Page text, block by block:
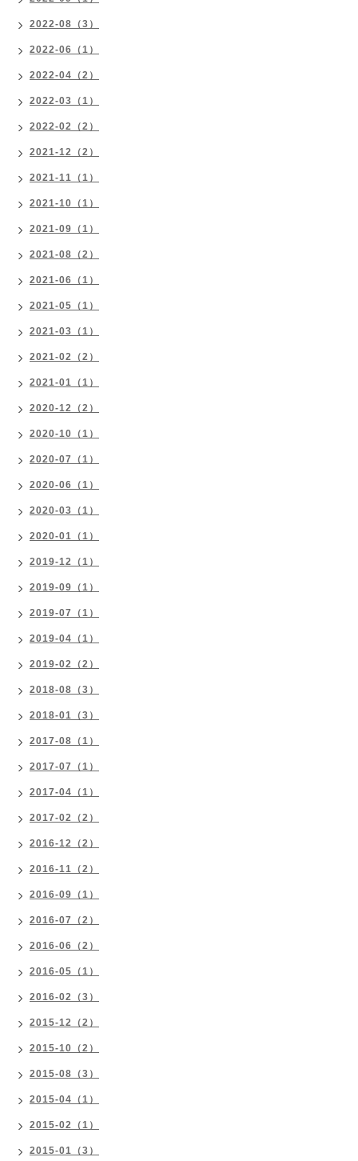
2022-08（3）
2022-06（1）
2022-04（2）
2022-03（1）
2022-02（2）
2021-12（2）
2021-11（1）
2021-10（1）
2021-09（1）
2021-08（2）
2021-06（1）
2021-05（1）
2021-03（1）
2021-02（2）
2021-01（1）
2020-12（2）
2020-10（1）
2020-07（1）
2020-06（1）
2020-03（1）
2020-01（1）
2019-12（1）
2019-09（1）
2019-07（1）
2019-04（1）
2019-02（2）
2018-08（3）
2018-01（3）
2017-08（1）
2017-07（1）
2017-04（1）
2017-02（2）
2016-12（2）
2016-11（2）
2016-09（1）
2016-07（2）
2016-06（2）
2016-05（1）
2016-02（3）
2015-12（2）
2015-10（2）
2015-08（3）
2015-04（1）
2015-02（1）
2015-01（3）